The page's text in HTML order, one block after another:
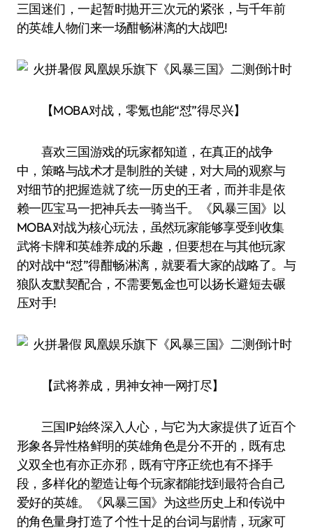
三国迷们，一起暂时抛开三次元的紧张，与千年前
的英雄人物们来一场酣畅淋漓的大战吧!
【MOBA对战，零氪也能“怼”得尽兴】
喜欢三国游戏的玩家都知道，在真正的战争
中，策略与战术才是制胜的关键，对大局的观察与
对细节的把握造就了统一历史的王者，而并非是依
赖一匹宝马一把神兵去一骑当千。《风暴三国》以
MOBA对战为核心玩法，虽然玩家能够享受到收集
武将卡牌和英雄养成的乐趣，但要想在与其他玩家
的对战中“怼”得酣畅淋漓，就要看大家的战略了。与
狼队友默契配合，不需要氪金也可以扬长避短去碾
压对手!
【武将养成，男神女神一网打尽】
三国IP始终深入人心，与它为大家提供了近百个
形象各异性格鲜明的英雄角色是分不开的，既有忠
义双全也有亦正亦邪，既有守序正统也有不择手
段，多样化的塑造让每个玩家都能找到最符合自己
爱好的英雄。《风暴三国》为这些历史上和传说中
的角色量身打造了个性十足的台词与剧情，玩家可